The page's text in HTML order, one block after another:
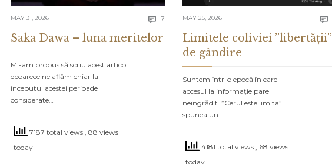
MAY 31, 2026  7 Comments
Saka Dawa – luna meritelor
Mi-am propus să scriu acest articol
deoarece ne aflăm chiar la
începutul acestei perioade
considerate…
7187 total views , 88 views
today
MAY 25, 2026 
Limitele coliviei ”libertății”
de gândire
Suntem într-o epocă în care
accesul la informație pare
neîngrădit. ”Cerul este limita”
spunea un…
4181 total views , 68 views
today